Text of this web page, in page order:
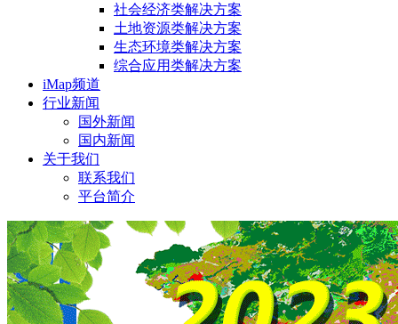
社会经济类解决方案
土地资源类解决方案
生态环境类解决方案
综合应用类解决方案
iMap频道
行业新闻
国外新闻
国内新闻
关于我们
联系我们
平台简介